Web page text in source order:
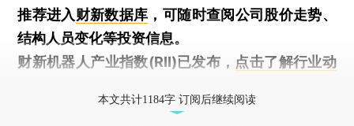
推荐进入财新数据库 ，可随时查阅公司股价走势、
结构人员变化等投资信息。
财新机器人产业指数(RII)已发布， 点击了解行业动
本文共计1184字 订阅后继续阅读